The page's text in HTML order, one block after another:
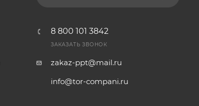
8 800 101 3842
ЗАКАЗАТЬ ЗВОНОК
zakaz-ppt@mail.ru
info@tor-compani.ru